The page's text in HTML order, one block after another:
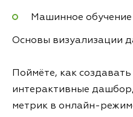
Машинное
Основы визуализации
Поймёте, как
интерактивные
метрик в онлайн-